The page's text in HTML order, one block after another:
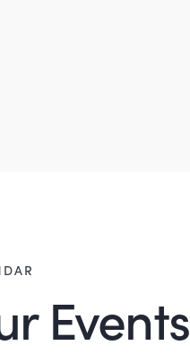
Events